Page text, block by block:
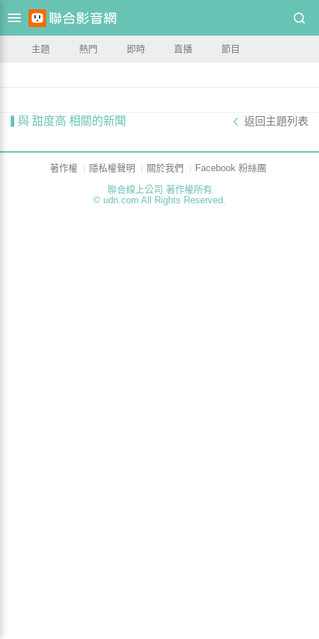
主題 熱門 即時 直播 節目
與 甜度高 相關的新聞 返回主題列表
著作權 隱私權聲明 關於我們
Facebook 粉絲團
聯合線上公司 著作權所有
© udn.com All Rights Reserved.